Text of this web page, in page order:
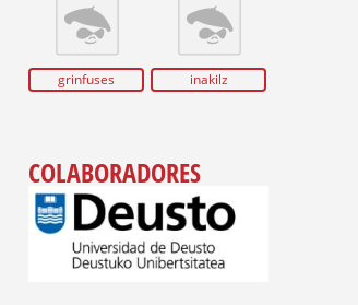
grinfuses inakilz
COLABORADORES